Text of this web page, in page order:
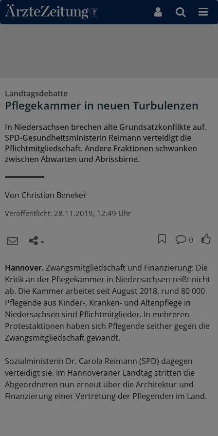
Direkt zum Inhaltsbereich
Landtagsdebatte
Pflegekammer in neuen Turbulenzen
In Niedersachsen brechen alte Grundsatzkonflikte auf.
SPD-Gesundheitsministerin Reimann verteidigt die
Pflichtmitgliedschaft. Andere Fraktionen schwanken
zwischen Abwarten und Abrissbirne.
Von Christian Beneker
Veröffentlicht: 28.11.2019, 12:49 Uhr
0
Hannover.Zwangsmitgliedschaft und Finanzierung: Die
Kritik an der Pflegekammer in Niedersachsen reißt nicht
ab. Die Kammer arbeitet seit August 2018, rund 80 000
Pflegende aus Kinder-, Kranken- und Altenpflege in
Niedersachsen sind Pflichtmitglieder. In mehreren
Protestaktionen haben sich Pflegende seither gegen die
Zwangsmitgliedschaft gewandt.
Sozialministerin Dr. Carola Reimann (SPD) dagegen
verteidigt sie. Im Hannoveraner Landtag stritten die
Abgeordneten nun erneut über die Architektur und
Finanzierung einer Vertretung der Pflegenden im Land.